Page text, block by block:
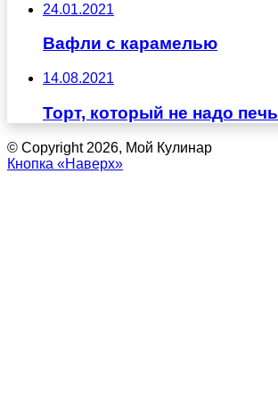
24.01.2021
Вафли с карамелью
14.08.2021
Торт, который не надо печь
© Copyright 2026, Мой Кулинар
Кнопка «Наверх»